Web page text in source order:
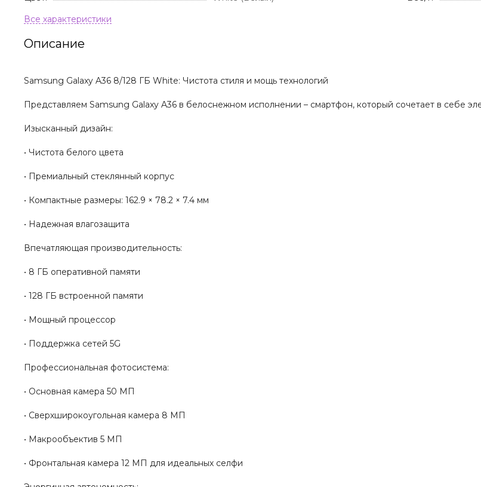
Описание
Samsung Galaxy A36 8/128 ГБ White: Чистота стиля и мощь технологий
Представляем Samsung Galaxy A36 в белоснежном исполнении – смартфон, который сочетает в себе
Изысканный дизайн:
• Чистота белого цвета
• Премиальный стеклянный корпус
• Компактные размеры: 162.9 × 78.2 × 7.4 мм
• Надежная влагозащита
Впечатляющая производительность:
• 8 ГБ оперативной памяти
• 128 ГБ встроенной памяти
• Мощный процессор
• Поддержка сетей 5G
Профессиональная фотосистема:
• Основная камера 50 МП
• Сверхширокоугольная камера 8 МП
• Макрообъектив 5 МП
• Фронтальная камера 12 МП для идеальных селфи